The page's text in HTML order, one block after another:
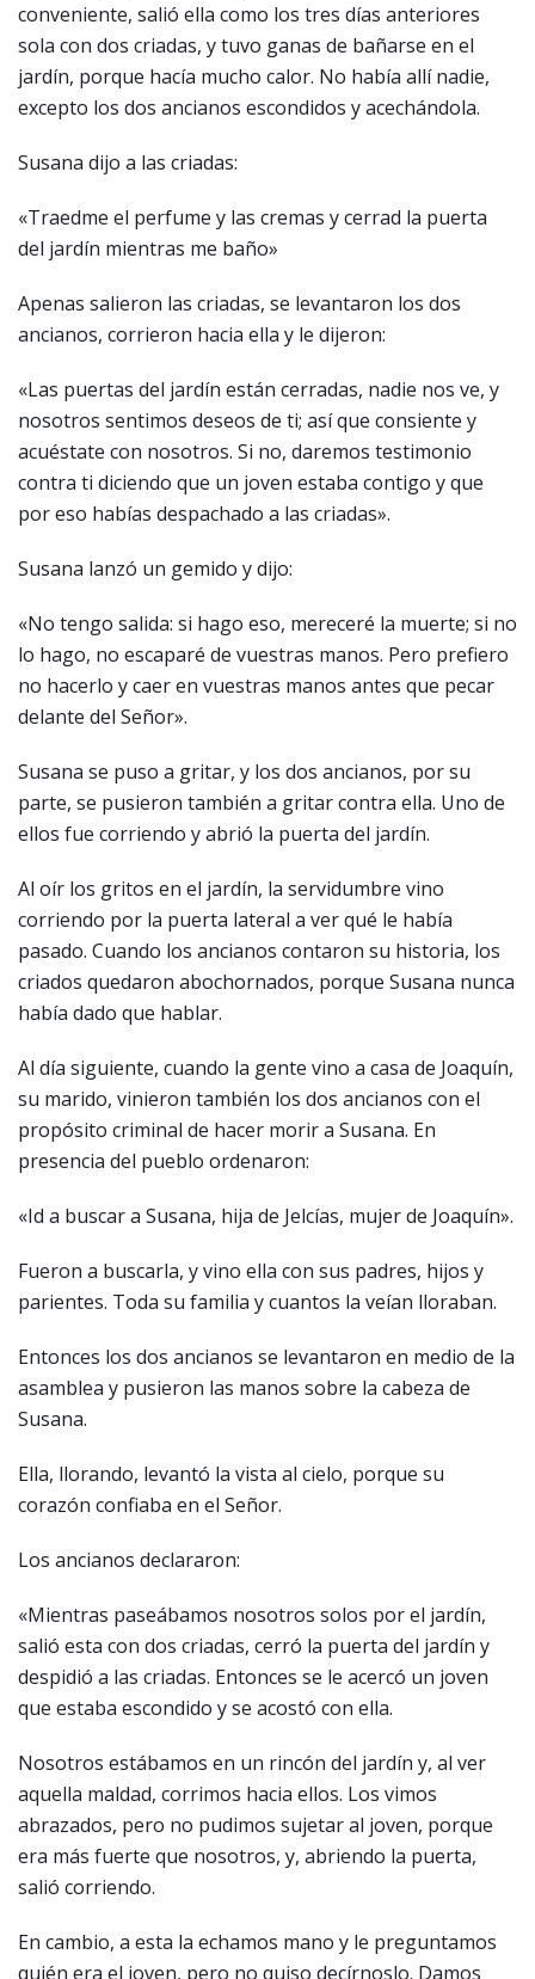
conveniente, salió ella como los tres días anteriores
sola con dos criadas, y tuvo ganas de bañarse en el
jardín, porque hacía mucho calor. No había allí nadie,
excepto los dos ancianos escondidos y acechándola.
Susana dijo a las criadas:
«Traedme el perfume y las cremas y cerrad la puerta
del jardín mientras me baño»
Apenas salieron las criadas, se levantaron los dos
ancianos, corrieron hacia ella y le dijeron:
«Las puertas del jardín están cerradas, nadie nos ve, y
nosotros sentimos deseos de ti; así que consiente y
acuéstate con nosotros. Si no, daremos testimonio
contra ti diciendo que un joven estaba contigo y que
por eso habías despachado a las criadas».
Susana lanzó un gemido y dijo:
«No tengo salida: si hago eso, mereceré la muerte; si no
lo hago, no escaparé de vuestras manos. Pero prefiero
no hacerlo y caer en vuestras manos antes que pecar
delante del Señor».
Susana se puso a gritar, y los dos ancianos, por su
parte, se pusieron también a gritar contra ella. Uno de
ellos fue corriendo y abrió la puerta del jardín.
Al oír los gritos en el jardín, la servidumbre vino
corriendo por la puerta lateral a ver qué le había
pasado. Cuando los ancianos contaron su historia, los
criados quedaron abochornados, porque Susana nunca
había dado que hablar.
Al día siguiente, cuando la gente vino a casa de Joaquín,
su marido, vinieron también los dos ancianos con el
propósito criminal de hacer morir a Susana. En
presencia del pueblo ordenaron:
«Id a buscar a Susana, hija de Jelcías, mujer de Joaquín».
Fueron a buscarla, y vino ella con sus padres, hijos y
parientes. Toda su familia y cuantos la veían lloraban.
Entonces los dos ancianos se levantaron en medio de la
asamblea y pusieron las manos sobre la cabeza de
Susana.
Ella, llorando, levantó la vista al cielo, porque su
corazón confiaba en el Señor.
Los ancianos declararon:
«Mientras paseábamos nosotros solos por el jardín,
salió esta con dos criadas, cerró la puerta del jardín y
despidió a las criadas. Entonces se le acercó un joven
que estaba escondido y se acostó con ella.
Nosotros estábamos en un rincón del jardín y, al ver
aquella maldad, corrimos hacia ellos. Los vimos
abrazados, pero no pudimos sujetar al joven, porque
era más fuerte que nosotros, y, abriendo la puerta,
salió corriendo.
En cambio, a esta la echamos mano y le preguntamos
quién era el joven, pero no quiso decírnoslo. Damos